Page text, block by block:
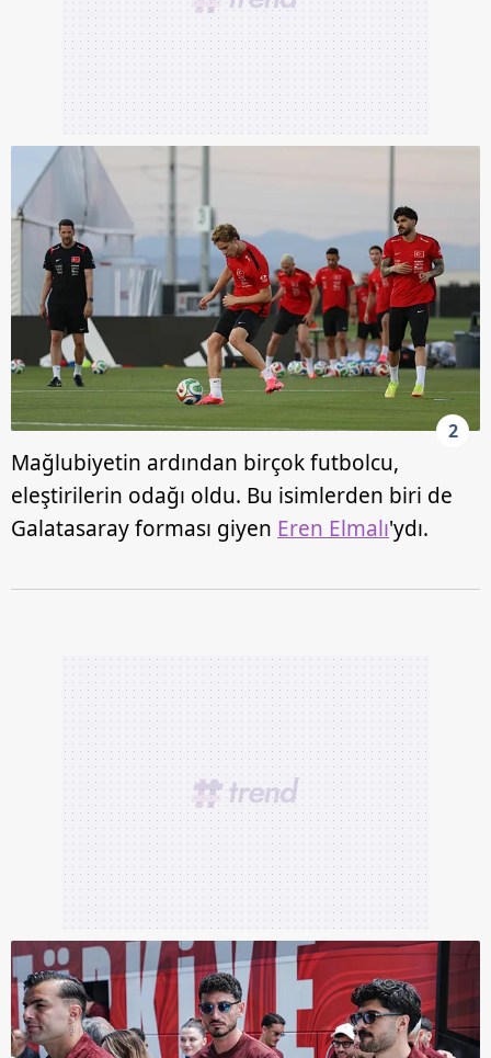
2
Mağlubiyetin ardından birçok futbolcu,
eleştirilerin odağı oldu. Bu isimlerden biri de
Galatasaray forması giyen Eren Elmalı'ydı.